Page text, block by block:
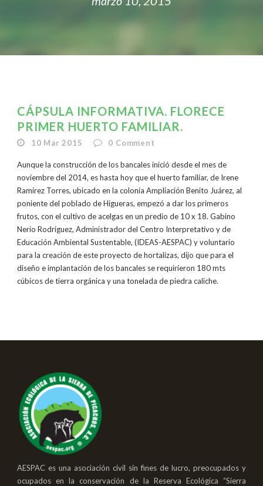
CÁPSULA INFORMATIVA. FLORECE
PRIMER HUERTO FAMILIAR.
10 Mar 2015 0 Comment
Aunque la construcción de los bancales inició desde el mes de
noviembre del 2014, es hasta hoy que el huerto familiar, de Irene
Ramírez Torres, ubicado en la colonia Ampliación Benito Juárez, al
poniente del poblado de Higueras, empezó a dar los primeros
frutos, con el cultivo de acelgas en un predio de 10 x 18. Gabino
Nerio Rodríguez, Administrador del Centro Interpretativo y de
Educación Ambiental Sustentable, (IDEAS-AESPAC) y voluntario
para la creación de este proyecto de hortalizas, dijo que para el
diseño e implantación de los bancales se requirieron 180 mts
cúbicos de tierra orgánica y una tonelada de piedra caliche.
AESPAC es una asociación civil sin fines de lucro, preocupados y
ocupados en la conservación de la Reserva Ecológica “Sierra